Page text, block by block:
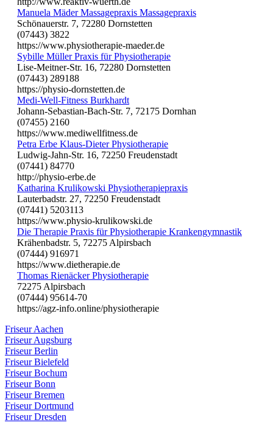
Manuela Mäder Massagepraxis Massagepraxis
Schönauerstr. 7, 72280 Dornstetten
(07443) 3822
https://www.physiotherapie-maeder.de
Sybille Müller Praxis für Physiotherapie
Lise-Meitner-Str. 16, 72280 Dornstetten
(07443) 289188
https://physio-dornstetten.de
Medi-Well-Fitness Burkhardt
Johann-Sebastian-Bach-Str. 7, 72175 Dornhan
(07455) 2160
https://www.mediwellfitness.de
Petra Erbe Klaus-Dieter Physiotherapie
Ludwig-Jahn-Str. 16, 72250 Freudenstadt
(07441) 84770
http://physio-erbe.de
Katharina Krulikowski Physiotherapiepraxis
Lauterbadstr. 27, 72250 Freudenstadt
(07441) 5203113
https://www.physio-krulikowski.de
Die Therapie Praxis für Physiotherapie Krankengymnastik
Krähenbadstr. 5, 72275 Alpirsbach
(07444) 916971
https://www.dietherapie.de
Thomas Rienäcker Physiotherapie
72275 Alpirsbach
(07444) 95614-70
https://agz-info.online/physiotherapie
Friseur Aachen
Friseur Augsburg
Friseur Berlin
Friseur Bielefeld
Friseur Bochum
Friseur Bonn
Friseur Bremen
Friseur Dortmund
Friseur Dresden